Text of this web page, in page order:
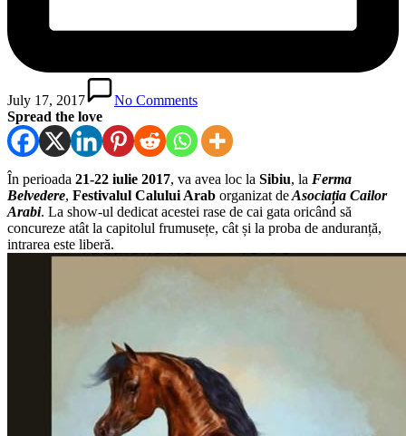
July 17, 2017
No Comments
Spread the love
În perioada 21-22 iulie 2017, va avea loc la Sibiu, la Ferma
Belvedere, Festivalul Calului Arab organizat deAsociația Cailor
Arabi. La show-ul dedicat acestei rase de cai gata oricând să
concureze atât la capitolul frumusețe, cât și la proba de anduranță,
intrarea este liberă.